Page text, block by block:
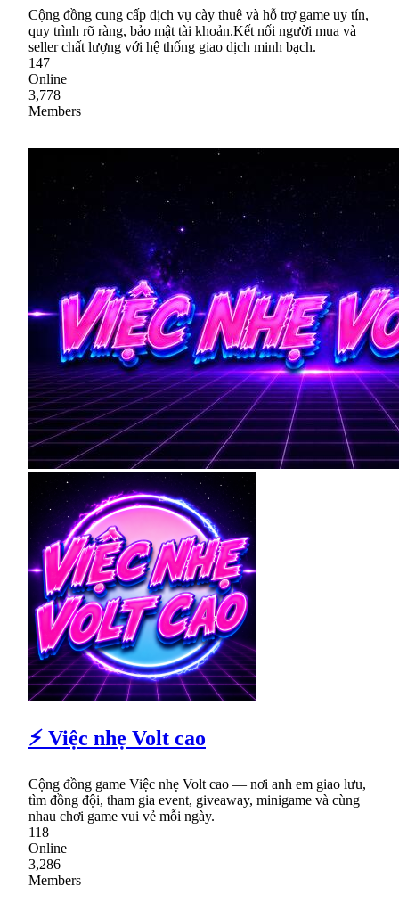
Cộng đồng cung cấp dịch vụ cày thuê và hỗ trợ game uy tín,
quy trình rõ ràng, bảo mật tài khoản.Kết nối người mua và
seller chất lượng với hệ thống giao dịch minh bạch.
147
Online
3,778
Members
⚡ Việc nhẹ Volt cao
Cộng đồng game Việc nhẹ Volt cao — nơi anh em giao lưu,
tìm đồng đội, tham gia event, giveaway, minigame và cùng
nhau chơi game vui vẻ mỗi ngày.
118
Online
3,286
Members